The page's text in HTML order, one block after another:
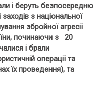
і беруть безпосередню
з національної
збройної агресії
починаючи з 20
і брали
операції та
їх проведення), та